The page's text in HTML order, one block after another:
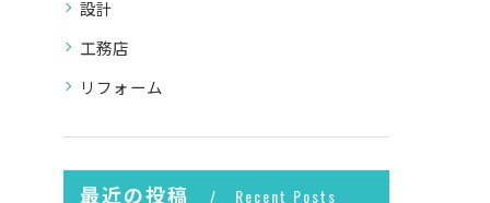
設計
工務店
リフォーム
最近の投稿 Recent Posts